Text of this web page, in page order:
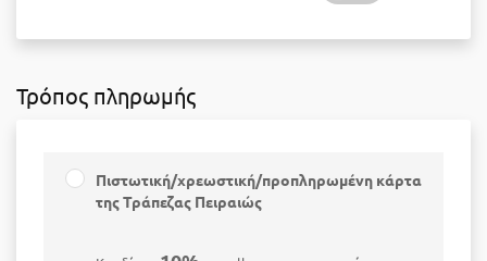
Τρόπος πληρωμής
Πιστωτική/χρεωστική/προπληρωμένη κάρτα
της Τράπεζας Πειραιώς